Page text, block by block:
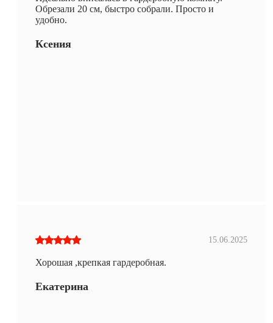
Обрезали 20 см, быстро собрали. Просто и
удобно.
Ксения
15.06.2025
Хорошая ,крепкая гардеробная.
Екатерина